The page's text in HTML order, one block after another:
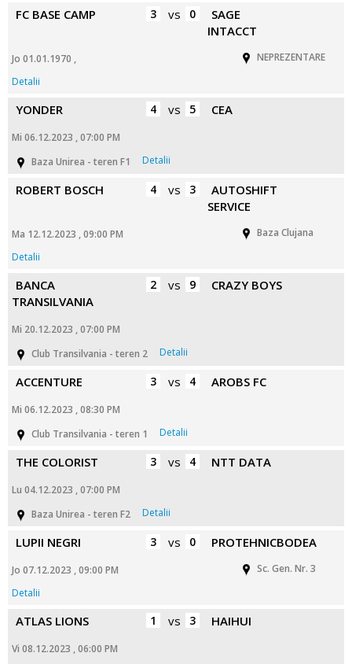
FC BASE CAMP 3 vs 0
SAGE
INTACCT
Jo 01.01.1970 ,
NEPREZENTARE
Detalii
YONDER 4 vs 5 CEA
Mi 06.12.2023 , 07:00 PM
Baza Unirea - teren F1
Detalii
ROBERT BOSCH 4 vs 3
AUTOSHIFT
SERVICE
Ma 12.12.2023 , 09:00 PM
Baza Clujana
Detalii
BANCA
TRANSILVANIA
2 vs 9 CRAZY BOYS
Mi 20.12.2023 , 07:00 PM
Club Transilvania - teren 2
Detalii
ACCENTURE 3 vs 4 AROBS FC
Mi 06.12.2023 , 08:30 PM
Club Transilvania - teren 1
Detalii
THE COLORIST 3 vs 4 NTT DATA
Lu 04.12.2023 , 07:00 PM
Baza Unirea - teren F2
Detalii
LUPII NEGRI 3 vs 0 PROTEHNICBODEA
Jo 07.12.2023 , 09:00 PM
Sc. Gen. Nr. 3
Detalii
ATLAS LIONS 1 vs 3 HAIHUI
Vi 08.12.2023 , 06:00 PM